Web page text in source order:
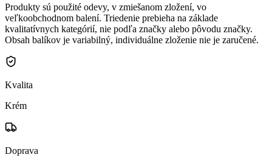
Produkty sú použité odevy, v zmiešanom zložení, vo
veľkoobchodnom balení. Triedenie prebieha na základe
kvalitatívnych kategórií, nie podľa značky alebo pôvodu značky.
Obsah balíkov je variabilný, individuálne zloženie nie je zaručené.
Kvalita
Krém
Doprava